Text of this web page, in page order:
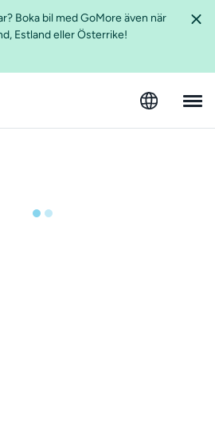
Boka bil med GoMore även när
Estland eller Österrike!